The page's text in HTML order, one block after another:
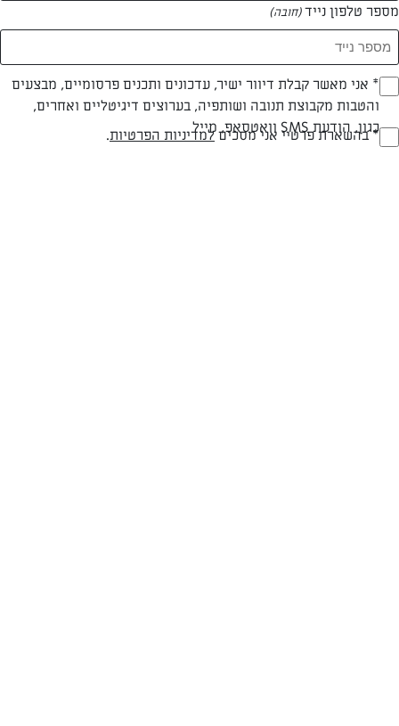
גבינה לבנה עם זעתר
מספר טלפון נייד(חובה)
Opt_In
(חובה)
* אני מאשר קבלת דיוור ישיר, עדכונים ותכנים פרסומיים, מבצעים
והטבות מקבוצת תנובה ושותפיה, בערוצים דיגיטליים ואחרים,
כגון, הודעת SMS וואטסאפ, מייל
RegulationsApproved
* בהשארת פרטיי אני מסכיםלמדיניות הפרטיות.